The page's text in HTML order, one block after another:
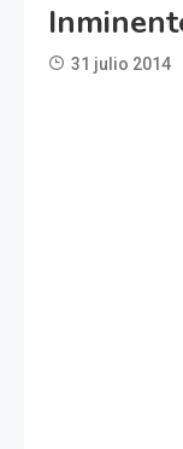
31 julio 2014